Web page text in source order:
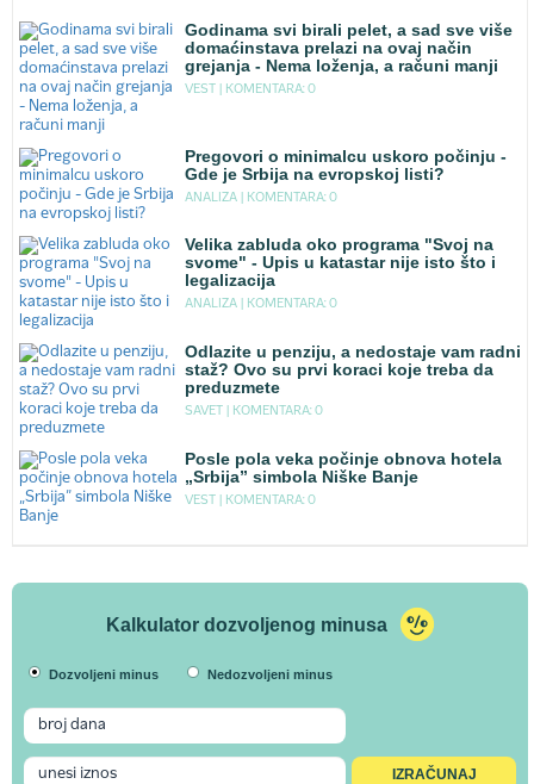
Godinama svi birali pelet, a sad sve više
domaćinstava prelazi na ovaj način
grejanja - Nema loženja, a računi manji
VEST | KOMENTARA: 0
Pregovori o minimalcu uskoro počinju -
Gde je Srbija na evropskoj listi?
ANALIZA | KOMENTARA: 0
Velika zabluda oko programa "Svoj na
svome" - Upis u katastar nije isto što i
legalizacija
ANALIZA | KOMENTARA: 0
Odlazite u penziju, a nedostaje vam radni
staž? Ovo su prvi koraci koje treba da
preduzmete
SAVET | KOMENTARA: 0
Posle pola veka počinje obnova hotela
„Srbija” simbola Niške Banje
VEST | KOMENTARA: 0
Kalkulator dozvoljenog minusa
Dozvoljeni minus Nedozvoljeni minus